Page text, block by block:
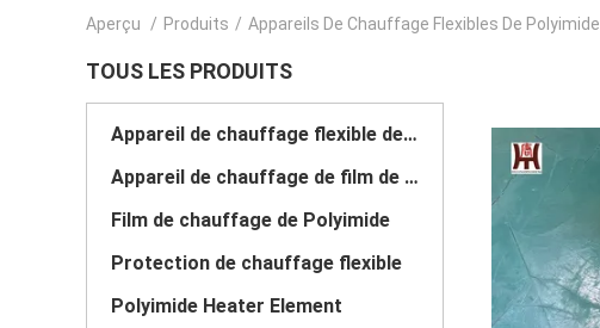
Aperçu / Produits / Appareils De Chauffage Flexibles De Polyimide
TOUS LES PRODUITS
Appareil de chauffage flexible de film
Appareil de chauffage de film de pi
Film de chauffage de Polyimide
Protection de chauffage flexible
Polyimide Heater Element